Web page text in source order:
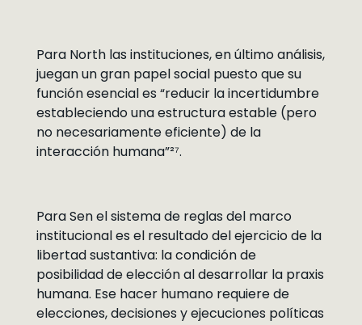
Para North las instituciones, en último análisis,
juegan un gran papel social puesto que su
función esencial es “reducir la incertidumbre
estableciendo una estructura estable (pero
no necesariamente eficiente) de la
interacción humana”²⁷.
Para Sen el sistema de reglas del marco
institucional es el resultado del ejercicio de la
libertad sustantiva: la condición de
posibilidad de elección al desarrollar la praxis
humana. Ese hacer humano requiere de
elecciones, decisiones y ejecuciones políticas